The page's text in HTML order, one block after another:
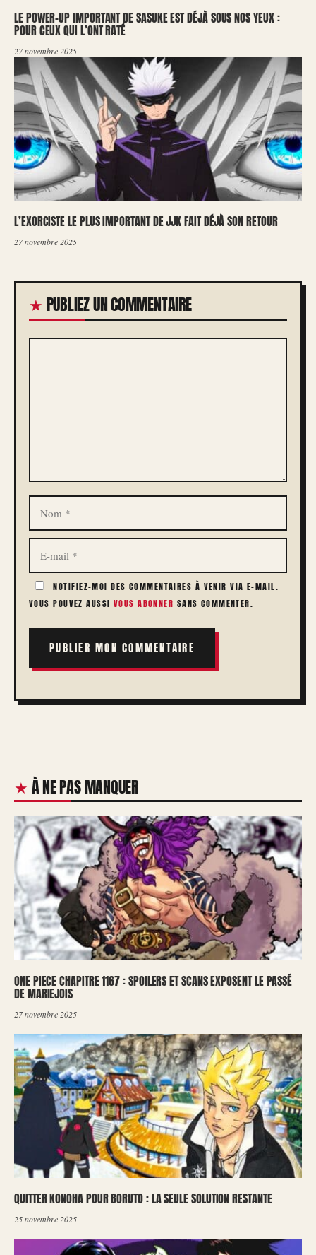
LE POWER-UP IMPORTANT DE SASUKE EST DÉJÀ SOUS NOS YEUX :
POUR CEUX QUI L’ONT RATÉ
27 novembre 2025
L’EXORCISTE LE PLUS IMPORTANT DE JJK FAIT DÉJÀ SON RETOUR
27 novembre 2025
PUBLIEZ UN COMMENTAIRE
COMMENTAIRE
NOM
E-
MAIL
NOTIFIEZ-MOI DES COMMENTAIRES À VENIR VIA E-MAIL.
VOUS POUVEZ AUSSI VOUS ABONNER SANS COMMENTER.
À NE PAS MANQUER
ONE PIECE CHAPITRE 1167 : SPOILERS ET SCANS EXPOSENT LE PASSÉ
DE MARIEJOIS
27 novembre 2025
QUITTER KONOHA POUR BORUTO : LA SEULE SOLUTION RESTANTE
25 novembre 2025